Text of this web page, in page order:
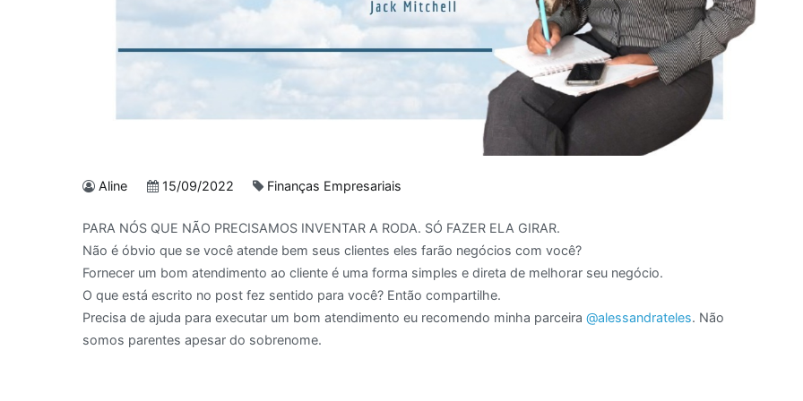
Aline 15/09/2022 Finanças Empresariais
PARA NÓS QUE NÃO PRECISAMOS INVENTAR A RODA. SÓ FAZER ELA GIRAR.
Não é óbvio que se você atende bem seus clientes eles farão negócios com você?
Fornecer um bom atendimento ao cliente é uma forma simples e direta de melhorar seu negócio.
O que está escrito no post fez sentido para você? Então compartilhe.
Precisa de ajuda para executar um bom atendimento eu recomendo minha parceira @alessandrateles. Não
somos parentes apesar do sobrenome.